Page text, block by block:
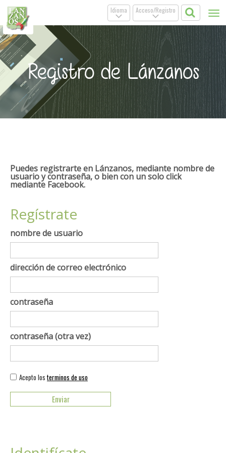
Acceso/Registro
.
Idioma
.
Registro de Lánzanos
Puedes registrarte en Lánzanos, mediante nombre de
usuario y contraseña, o bien con un solo click
mediante Facebook.
Regístrate
nombre de usuario
dirección de correo electrónico
contraseña
contraseña (otra vez)
Acepto los terminos de uso